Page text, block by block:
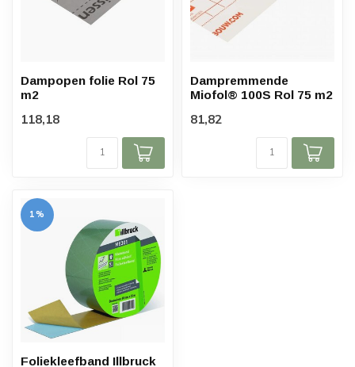
Dampopen folie Rol 75
m2
118,18
Dampremmende
Miofol® 100S Rol 75 m2
81,82
1%
Foliekleefband Illbruck